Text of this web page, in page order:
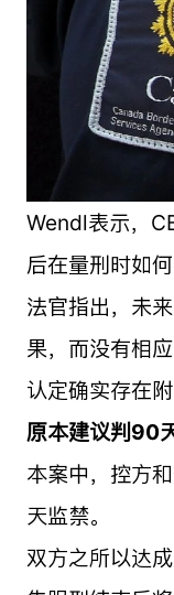
Wendl表示，
后在量刑时如
法官指出，未
果，而没有相
认定确实存在
原本建议判90
本案中，控方
天监禁。
双方之所以达